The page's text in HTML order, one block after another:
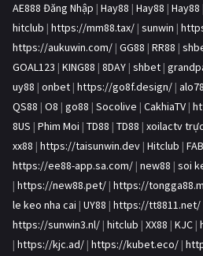
AE888 Đăng Nhập | Hay88 | Hay88 | Hay88
hitclub | https://mm88.tax/ | sunwin |
https://aukuwin.com/ | GG88 | RR88 |
GOAL123 | KING88 | 8DAY | shbet |
uy88 | onbet | https://go8f.design/ |
QS88 | O8 | go88 | Socolive | CakhiaTV |
8US | Phim Moi | TD88 | TD88 | xoilactv
xx88 | https://taisunwin.dev | Hitclub |
https://ee88-app.sa.com/ | new88 | soi
| https://new88.pet/ | https://
le keo nha cai | UY88 | https://tt8811.net/
https://sunwin3.nl/ | hitclub | XX88 | KJC |
| https://kjc.ad/ | https://kubet.eco/ |